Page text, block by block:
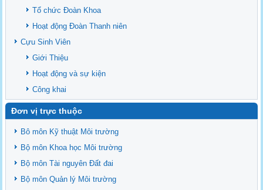
Ban chấp hành Đảng bộ khoa
Tổ chức Đoàn Khoa
Hoạt động Đoàn Thanh niên
Cựu Sinh Viên
Giới Thiệu
Hoạt động và sự kiện
Công khai
Đơn vị trực thuộc
Bô môn Kỹ thuật Môi trường
Bộ môn Khoa học Môi trường
Bộ môn Tài nguyên Đất đai
Bộ môn Quản lý Môi trường